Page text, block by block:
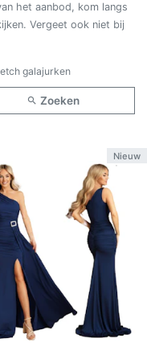
het aanbod, kom langs
Vergeet ook niet bij
galajurken
Zoeken
Nieuw